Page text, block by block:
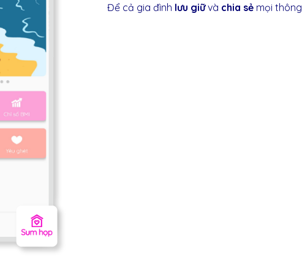
Để cả gia đình lưu giữ và chia sẻ mọi thông